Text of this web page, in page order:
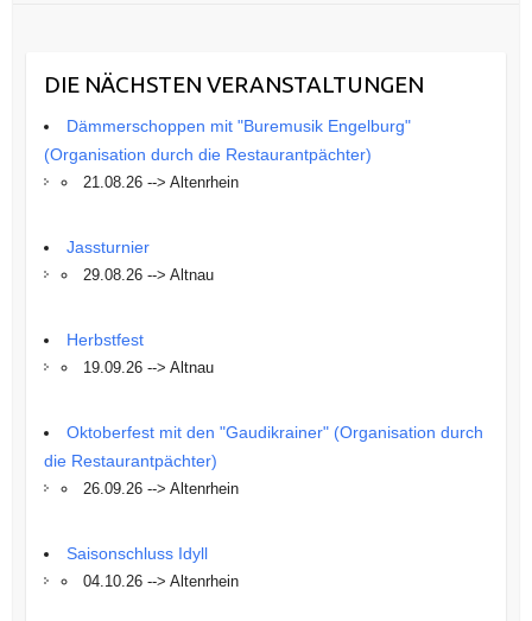
DIE NÄCHSTEN VERANSTALTUNGEN
Dämmerschoppen mit "Buremusik Engelburg"
(Organisation durch die Restaurantpächter)
21.08.26 --> Altenrhein
Jassturnier
29.08.26 --> Altnau
Herbstfest
19.09.26 --> Altnau
Oktoberfest mit den "Gaudikrainer" (Organisation durch
die Restaurantpächter)
26.09.26 --> Altenrhein
Saisonschluss Idyll
04.10.26 --> Altenrhein